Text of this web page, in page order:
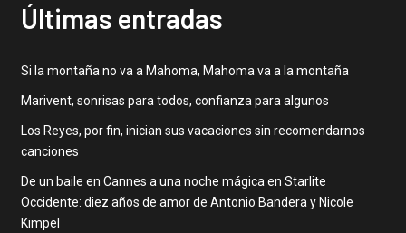
Últimas entradas
Si la montaña no va a Mahoma, Mahoma va a la montaña
Marivent, sonrisas para todos, confianza para algunos
Los Reyes, por fin, inician sus vacaciones sin recomendarnos
canciones
De un baile en Cannes a una noche mágica en Starlite
Occidente: diez años de amor de Antonio Bandera y Nicole
Kimpel